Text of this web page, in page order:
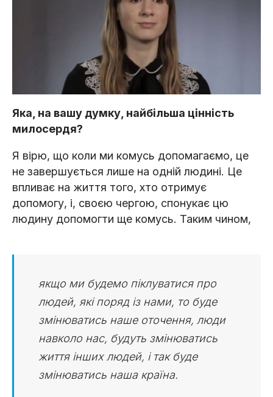
Яка, на вашу думку, найбільша цінність
милосердя?
Я вірю, що коли ми комусь допомагаємо, це
не завершується лише на одній людині. Це
впливає на життя того, хто отримує
допомогу, і, своєю чергою, спонукає цю
людину допомогти ще комусь. Таким чином,
якщо ми будемо піклуватися про
людей, які поряд із нами, то буде
змінюватись наше оточення, люди
навколо нас, будуть змінюватись
життя інших людей, і так буде
змінюватись наша країна.